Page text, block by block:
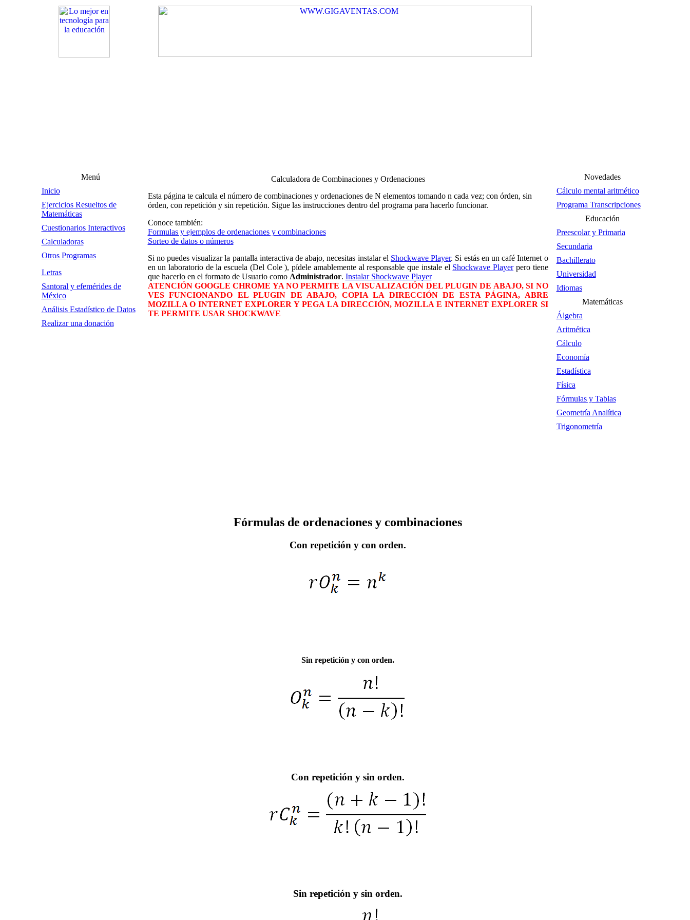
Menú
Inicio
Ejercicios Resueltos de
Matemáticas
Cuestionarios Interactivos
Calculadoras
Otros Programas
Letras
Santoral y efemérides de
México
Análisis Estadístico de Datos
Realizar una donación
Calculadora de Combinaciones y Ordenaciones
Esta página te calcula el número de combinaciones y ordenaciones de N elementos tomando n cada vez; con órden, sin
órden, con repetición y sin repetición. Sigue las instrucciones dentro del programa para hacerlo funcionar.
Conoce también:
Formulas y ejemplos de ordenaciones y combinaciones
Sorteo de datos o números
Si no puedes visualizar la pantalla interactiva de abajo, necesitas instalar el Shockwave Player. Si estás en un café Internet o
en un laboratorio de la escuela (Del Cole ), pídele amablemente al responsable que instale el Shockwave Playerpero tiene
que hacerlo en el formato de Usuario como Administrador. Instalar Shockwave Player
ATENCIÓN GOOGLE CHROME YA NO PERMITE LA VISUALIZACIÓN DEL PLUGIN DE ABAJO, SI NO
VES FUNCIONANDO EL PLUGIN DE ABAJO, COPIA LA DIRECCIÓN DE ESTA PÁGINA, ABRE
MOZILLA O INTERNET EXPLORER Y PEGA LA DIRECCIÓN, MOZILLA E INTERNET EXPLORER SI
TE PERMITE USAR SHOCKWAVE
Fórmulas de ordenaciones y combinaciones
Con repetición y con orden.
Sin repetición y con orden.
Con repetición y sin orden.
Sin repetición y sin orden.
Novedades
Cálculo mental aritmético
Programa Transcripciones
Educación
Preescolar y Primaria
Secundaria
Bachillerato
Universidad
Idiomas
Matemáticas
Álgebra
Aritmética
Cálculo
Economía
Estadística
Física
Fórmulas y Tablas
Geometría Analítica
Trigonometría